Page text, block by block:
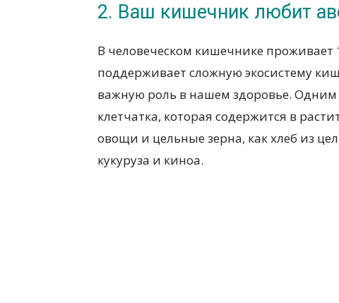
2. Ваш кишечник любит
В человеческом кишечнике
поддерживает сложную экосистему
важную роль в нашем здоровье. Одним
клетчатка, которая содержится в
овощи и цельные зерна, как хлеб из
кукуруза и киноа.